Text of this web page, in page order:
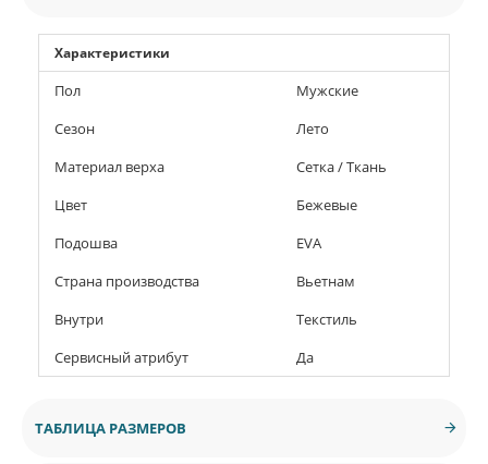
Характеристики
Пол
Мужские
Сезон
Лето
Материал верха
Сетка / Ткань
Цвет
Бежевые
Подошва
EVA
Страна производства
Вьетнам
Внутри
Текстиль
Сервисный атрибут
Да
ТАБЛИЦА РАЗМЕРОВ